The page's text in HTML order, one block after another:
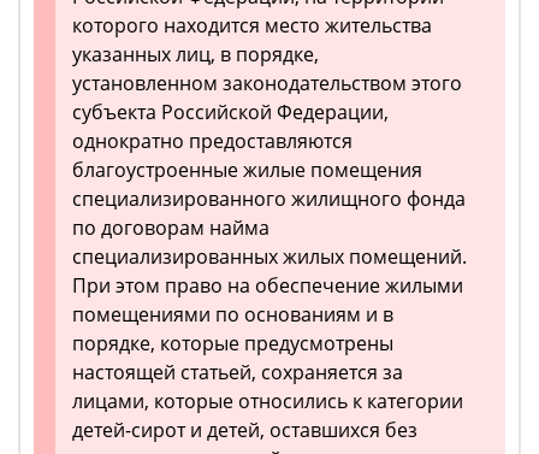
которого находится место жительства
указанных лиц, в порядке,
установленном законодательством этого
субъекта Российской Федерации,
однократно предоставляются
благоустроенные жилые помещения
специализированного жилищного фонда
по договорам найма
специализированных жилых помещений.
При этом право на обеспечение жилыми
помещениями по основаниям и в
порядке, которые предусмотрены
настоящей статьей, сохраняется за
лицами, которые относились к категории
детей-сирот и детей, оставшихся без